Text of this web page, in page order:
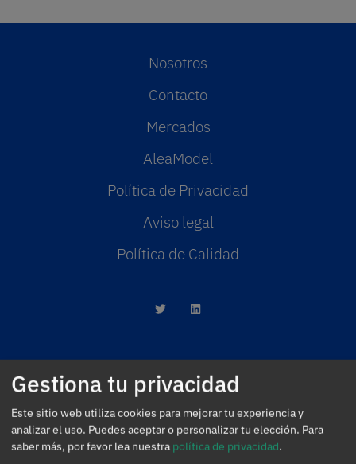
Nosotros
Contacto
Mercados
AleaModel
Política de Privacidad
Aviso legal
Política de Calidad
AleaSoft Madrid
Paseo de la Castellana, 79, 6.ª. AZCA. 28046
Madrid
(+34) 900 10 21 61
Gestiona tu privacidad
Este sitio web utiliza cookies para mejorar tu experiencia y
analizar el uso. Puedes aceptar o personalizar tu elección. Para
saber más, por favor lea nuestra política de privacidad.